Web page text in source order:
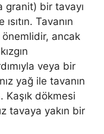
granit) bir tavayı
Tavanın
önemlidir, ancak
veya bir
yağ ile tavanın
Kaşık dökmesi
tavaya yakın bir